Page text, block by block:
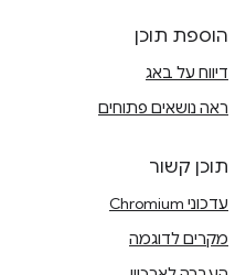
הוספת תוכן
דיווח על באג
ראה נושאים פתוחים
תוכן קשור
עדכוני Chromium
מקרים לדוגמה